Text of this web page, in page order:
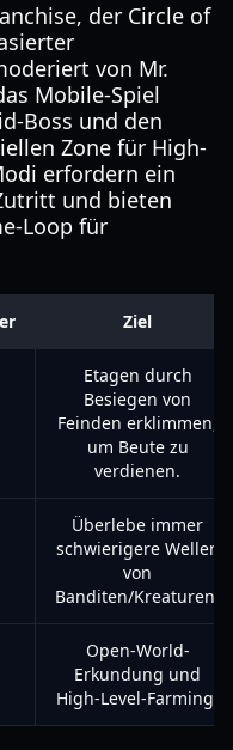
der Circle of
von Mr.
Mobile-Spiel
Boss und den
Zone für High-
erfordern ein
und bieten
Loop für
Ziel
Etagen durch
Besiegen von
Feinden erklimmen,
um Beute zu
verdienen.
Überlebe immer
schwierigere Wellen
von
Banditen/Kreaturen.
Open-World-
Erkundung und
High-Level-Farming.